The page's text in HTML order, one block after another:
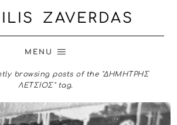
ZAVERDAS
MENU
browsing posts of the "ΔΗΜΗΤΡΗΣ
ΛΕΤΣΙΟΣ" tag.